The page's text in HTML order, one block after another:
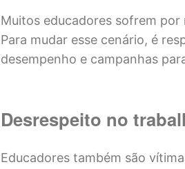
Muitos educadores sofrem
Para mudar esse cenário, é
desempenho e campanhas
Desrespeito no
Educadores também são